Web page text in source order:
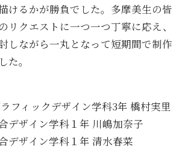
けるかが勝負でした。多摩美生の皆
リクエストに一つ一つ丁寧に応え、
しながら一丸となって短期間で制作
た。
フィックデザイン学科3年 橋村実里
デザイン学科１年 川嶋加奈子
デザイン学科１年 清水春菜